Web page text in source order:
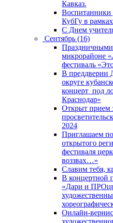
Кавказ.
КубГу в
С Днем
Сентябрь (16)
микрорайоне
фестиваль
В преддверии
округе
концерт под
Краснодар»
Открыт прием
2024
Приглашаем
открытого
фестиваля
воззвах…»
Славим тебя,
В концертной
«Дари и
Онлайн-